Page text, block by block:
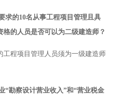
求的10名从事工程项目管理且具
的人员是否可以为二级建造师？
程项目管理人员须为一级建造师
“勘察设计营业收入”和“营业税金